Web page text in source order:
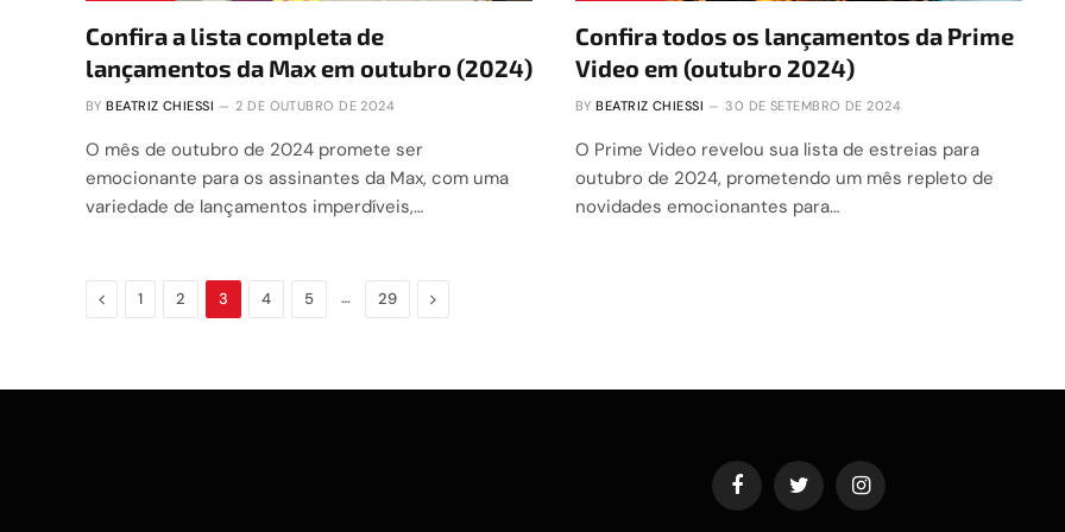
Confira a lista completa de
lançamentos da Max em outubro (2024)
BY BEATRIZ CHIESSI 2 DE OUTUBRO DE 2024
O mês de outubro de 2024 promete ser
emocionante para os assinantes da Max, com uma
variedade de lançamentos imperdíveis,…
Confira todos os lançamentos da Prime
Video em (outubro 2024)
BY BEATRIZ CHIESSI 30 DE SETEMBRO DE 2024
O Prime Video revelou sua lista de estreias para
outubro de 2024, prometendo um mês repleto de
novidades emocionantes para…
Previous
1 2 3 4 5 … 29 Next
FacebookTwitter Instagram